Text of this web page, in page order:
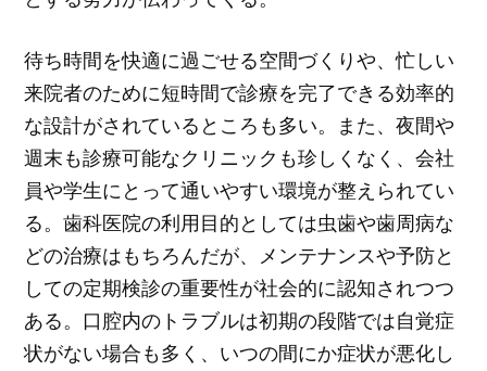
待ち時間を快適に過ごせる空間づくりや、忙しい
来院者のために短時間で診療を完了できる効率的
な設計がされているところも多い。また、夜間や
週末も診療可能なクリニックも珍しくなく、会社
員や学生にとって通いやすい環境が整えられてい
る。歯科医院の利用目的としては虫歯や歯周病な
どの治療はもちろんだが、メンテナンスや予防と
しての定期検診の重要性が社会的に認知されつつ
ある。口腔内のトラブルは初期の段階では自覚症
状がない場合も多く、いつの間にか症状が悪化し